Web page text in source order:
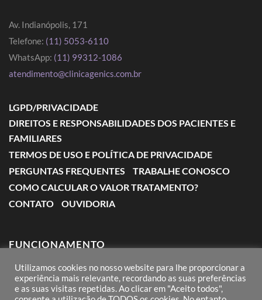
Av. Indianópolis, 171
Telefone: (11) 5053-6110
WhatsApp: (11) 99312-1086
atendimento@clinicagenics.com.br
LGPD/PRIVACIDADE
DIREITOS E RESPONSABILIDADES DOS PACIENTES E
FAMILIARES
TERMOS DE USO E POLÍTICA DE PRIVACIDADE
PERGUNTAS FREQUENTES
TRABALHE CONOSCO
COMO CALCULAR O VALOR TRATAMENTO?
CONTATO
OUVIDORIA
FUNCIONAMENTO
Segunda a Sexta: das 7:00 às 18:00
Sábado: das 8:00 às 12:00
Utilizamos cookies no nosso website para lhe proporcionar a
experiência mais relevante, recordando as suas preferências
e as suas visitas repetidas. Ao clicar em "Aceito todos",